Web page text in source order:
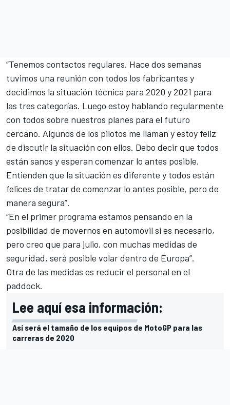
“Tenemos contactos regulares. Hace dos semanas
tuvimos una reunión con todos los fabricantes y
decidimos la situación técnica para 2020 y 2021 para
las tres categorías. Luego estoy hablando regularmente
con todos sobre nuestros planes para el futuro
cercano. Algunos de los pilotos me llaman y estoy feliz
de discutir la situación con ellos. Debo decir que todos
están sanos y esperan comenzar lo antes posible.
Entienden que la situación es diferente y todos están
felices de tratar de comenzar lo antes posible, pero de
manera segura”.
“En el primer programa estamos pensando en la
posibilidad de movernos en automóvil si es necesario,
pero creo que para julio, con muchas medidas de
seguridad, será posible volar dentro de Europa”.
Otra de las medidas es reducir el personal en el
paddock.
Lee aquí esa información:
Así será el tamaño de los equipos de MotoGP para las
carreras de 2020